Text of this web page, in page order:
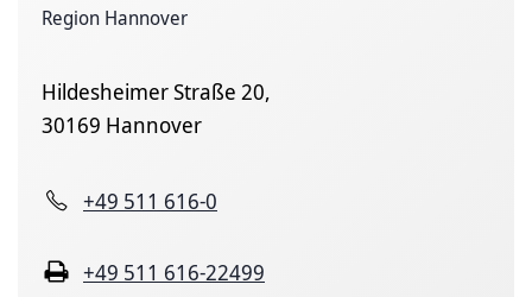
Region Hannover
Hildesheimer Straße 20,
30169 Hannover
+49 511 616-0
+49 511 616-22499